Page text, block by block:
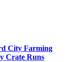
City Farming
Crate Runs